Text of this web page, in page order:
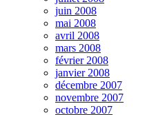
juin 2008
mai 2008
avril 2008
mars 2008
février 2008
janvier 2008
décembre 2007
novembre 2007
octobre 2007